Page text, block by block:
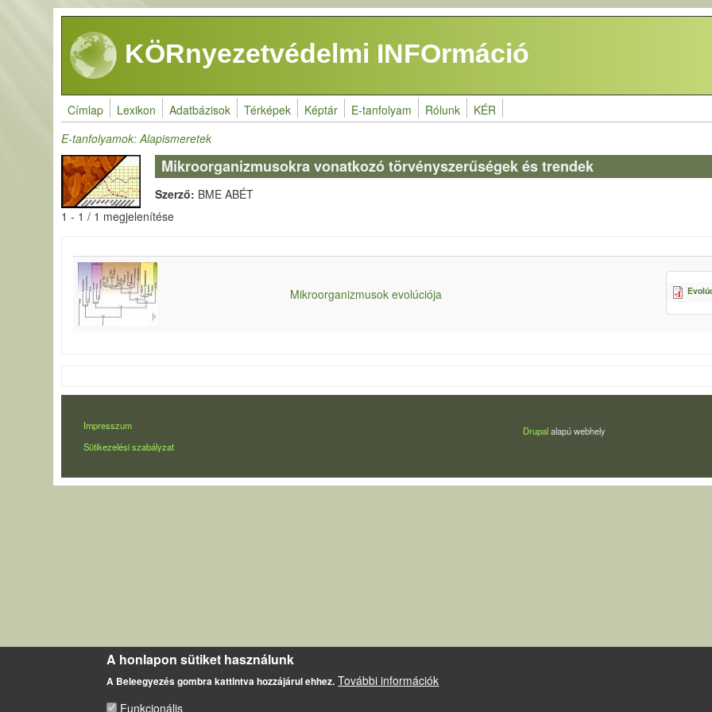
Ugrás a tartalomra
KÖRnyezetvédelmi INFOrmáció
Címlap Lexikon Adatbázisok Térképek Képtár E-tanfolyam Rólunk KÉR
E-tanfolyamok: Alapismeretek
Mikroorganizmusokra vonatkozó törvényszerűségek és trendek
Szerző: BME ABÉT
1 - 1 / 1 megjelenítése
Mikroorganizmusok evolúciója
LÁBLÉC
Impresszum
Sütikezelési szabályzat
Drupalalapú webhely
A honlapon sütiket használunk
A Beleegyezés gombra kattintva hozzájárul ehhez. További információk
Funkcionális